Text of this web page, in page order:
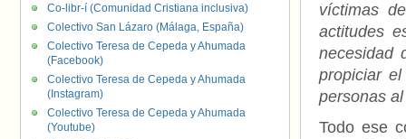
víctimas
actitudes
necesidad
propiciar
personas
Todo ese
Co-libr-í (Comunidad Cristiana inclusiva)
Colectivo San Lázaro (Málaga, España)
Colectivo Teresa de Cepeda y Ahumada
(Facebook)
Colectivo Teresa de Cepeda y Ahumada
(Instagram)
Colectivo Teresa de Cepeda y Ahumada
(Youtube)